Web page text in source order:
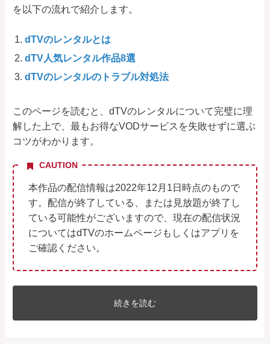
を以下の流れで紹介します。
dTVのレンタルとは
dTV人気レンタル作品8選
dTVのレンタルのトラブル対処法
このページを読むと、dTVのレンタルについて完璧に理
解した上で、最もお得なVODサービスを失敗せずに選ぶ
コツがわかります。
CAUTION
本作品の配信情報は2022年12月1日時点のもので
す。配信が終了している、または見放題が終了し
ている可能性がございますので、現在の配信状況
についてはdTVのホームページもしくはアプリを
ご確認ください。
続きを読む